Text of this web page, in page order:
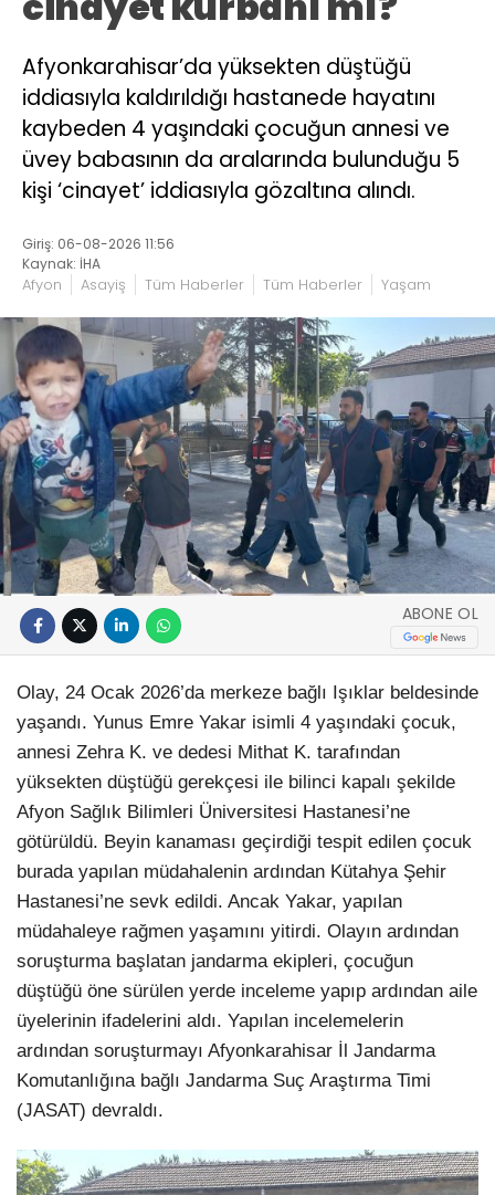
Afyonkarahisar’da yüksekten düştüğü
iddiasıyla kaldırıldığı hastanede hayatını
kaybeden 4 yaşındaki çocuğun annesi ve
üvey babasının da aralarında bulunduğu 5
kişi ‘cinayet’ iddiasıyla gözaltına alındı.
Giriş: 06-08-2026 11:56
Kaynak: İHA
Afyon Asayiş Tüm Haberler Tüm Haberler Yaşam
ABONE OL
Olay, 24 Ocak 2026’da merkeze bağlı Işıklar beldesinde
yaşandı. Yunus Emre Yakar isimli 4 yaşındaki çocuk,
annesi Zehra K. ve dedesi Mithat K. tarafından
yüksekten düştüğü gerekçesi ile bilinci kapalı şekilde
Afyon Sağlık Bilimleri Üniversitesi Hastanesi’ne
götürüldü. Beyin kanaması geçirdiği tespit edilen çocuk
burada yapılan müdahalenin ardından Kütahya Şehir
Hastanesi’ne sevk edildi. Ancak Yakar, yapılan
müdahaleye rağmen yaşamını yitirdi. Olayın ardından
soruşturma başlatan jandarma ekipleri, çocuğun
düştüğü öne sürülen yerde inceleme yapıp ardından aile
üyelerinin ifadelerini aldı. Yapılan incelemelerin
ardından soruşturmayı Afyonkarahisar İl Jandarma
Komutanlığına bağlı Jandarma Suç Araştırma Timi
(JASAT) devraldı.